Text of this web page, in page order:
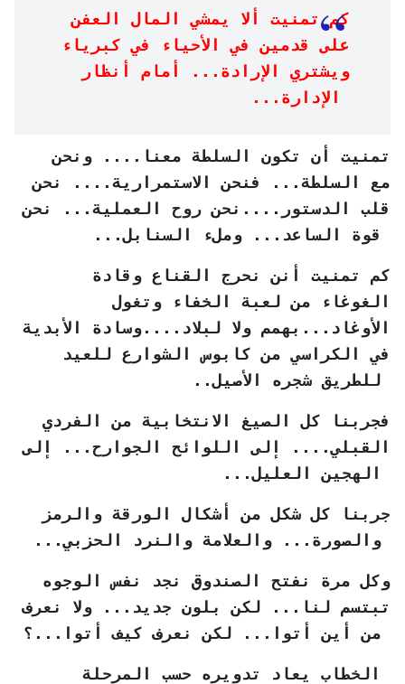
كم تمنيت ألا يمشي المال العفن
على قدمين في الأحياء في كبرياء
ويشتري الإرادة... أمام أنظار
الإدارة...
تمنيت أن تكون السلطة معنا.... ونحن
مع السلطة... فنحن الاستمرارية.... نحن
قلب الدستور....نحن روح العملية... نحن
قوة الساعد... وملء السنابل...
كم تمنيت أنن نحرج القناع وقادة
الغوغاء من لعبة الخفاء وتغول
الأوغاد...بهمم ولا لبلاد....وسادة الأبدية
في الكراسي من كابوس الشوارع للعيد
للطريق شجره الأصيل..
فجربنا كل الصيغ الانتخابية من الفردي
القبلي.... إلى اللوائح الجوارح... إلى
الهجين العليل...
جربنا كل شكل من أشكال الورقة والرمز
والصورة... والعلامة والنرد الحزبي...
وكل مرة نفتح الصندوق نجد نفس الوجوه
تبتسم لنا... لكن بلون جديد... ولا نعرف
من أين أتوا... لكن نعرف كيف أتوا...؟
الخطاب يعاد تدويره حسب المرحلة